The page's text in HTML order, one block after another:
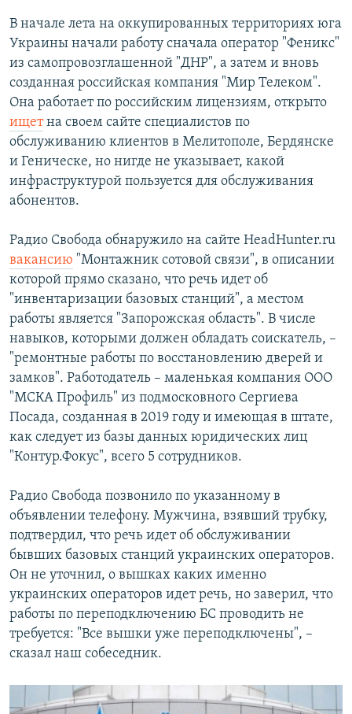
В начале лета на оккупированных территориях юга
Украины начали работу сначала оператор "Феникс"
из самопровозглашенной "ДНР", а затем и вновь
созданная российская компания "Мир Телеком".
Она работает по российским лицензиям, открыто
ищетна своем сайте специалистов по
обслуживанию клиентов в Мелитополе, Бердянске
и Геническе, но нигде не указывает, какой
инфраструктурой пользуется для обслуживания
абонентов.
Радио Свобода обнаружило на сайте HeadHunter.ru
вакансию "Монтажник сотовой связи", в описании
которой прямо сказано, что речь идет об
"инвентаризации базовых станций", а местом
работы является "Запорожская область". В числе
навыков, которыми должен обладать соискатель, –
"ремонтные работы по восстановлению дверей и
замков". Работодатель – маленькая компания ООО
"МСКА Профиль" из подмосковного Сергиева
Посада, созданная в 2019 году и имеющая в штате,
как следует из базы данных юридических лиц
"Контур.Фокус", всего 5 сотрудников.
Радио Свобода позвонило по указанному в
объявлении телефону. Мужчина, взявший трубку,
подтвердил, что речь идет об обслуживании
бывших базовых станций украинских операторов.
Он не уточнил, о вышках каких именно
украинских операторов идет речь, но заверил, что
работы по переподключению БС проводить не
требуется: "Все вышки уже переподключены", –
сказал наш собеседник.